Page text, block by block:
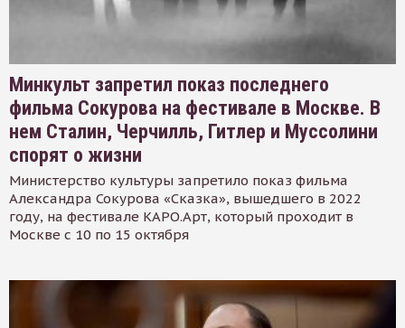
Минкульт запретил показ последнего
фильма Сокурова на фестивале в Москве. В
нем Сталин, Черчилль, Гитлер и Муссолини
спорят о жизни
Министерство культуры запретило показ фильма
Александра Сокурова «Сказка», вышедшего в 2022
году, на фестивале КАРО.Арт, который проходит в
Москве с 10 по 15 октября